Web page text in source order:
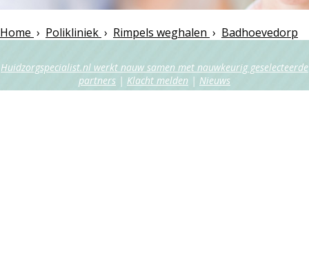
Home › Polikliniek › Rimpels weghalen › Badhoevedorp
Huidzorgspecialist.nl werkt nauw samen met nauwkeurig geselecteerde
partners | Klacht melden | Nieuws